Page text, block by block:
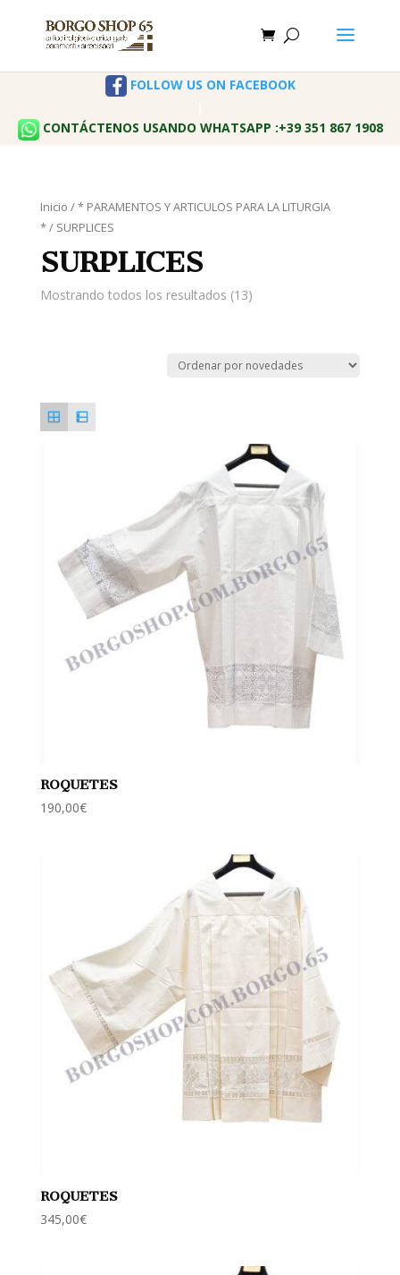
FOLLOW US ON FACEBOOK
CONTÁCTENOS USANDO WHATSAPP :+39 351 867 1908
Inicio /* PARAMENTOS Y ARTICULOS PARA LA LITURGIA
*/ SURPLICES
SURPLICES
Mostrando todos los resultados (13)
ROQUETES
190,00€
ROQUETES
345,00€